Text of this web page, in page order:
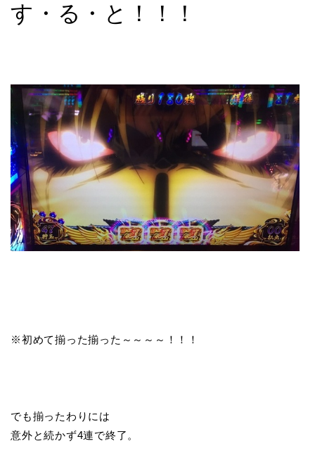
す・る・と！！！
※初めて揃った揃った～～～～！！！
でも揃ったわりには
意外と続かず4連で終了。